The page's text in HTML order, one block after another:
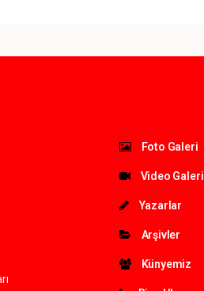
Foto Galeri
Video Galeri
Yazarlar
Arşivler
Künyemiz